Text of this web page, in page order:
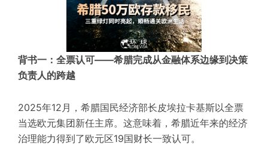
背书一：全票认可——希腊完成从金融体系边缘到决策
负责人的跨越
2025年12月，希腊国民经济部长皮埃拉卡基斯以全票
当选欧元集团新任主席。这意味着，希腊近年来的经济
治理能力得到了欧元区19国财长一致认可。